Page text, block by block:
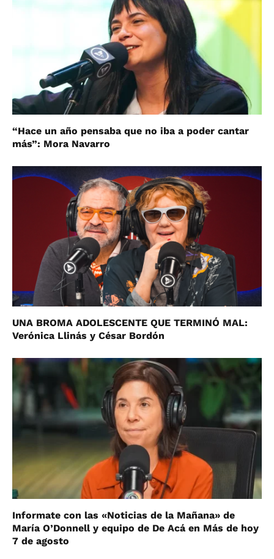
“Hace un año pensaba que no iba a poder cantar
más”: Mora Navarro
UNA BROMA ADOLESCENTE QUE TERMINÓ MAL:
Verónica Llinás y César Bordón
Informate con las «Noticias de la Mañana» de
María O’Donnell y equipo de De Acá en Más de hoy
7 de agosto